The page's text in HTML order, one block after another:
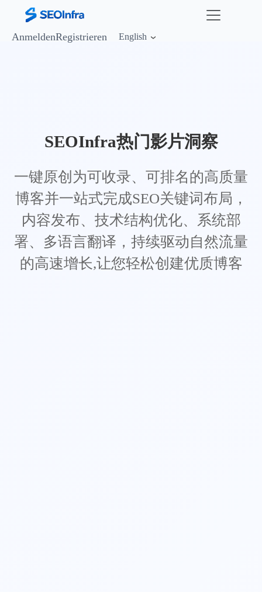
AnmeldenRegistrieren English
SEOInfra热门影片洞察
一键原创为可收录、可排名的高质量
博客并一站式完成SEO关键词布局，
内容发布、技术结构优化、系统部
署、多语言翻译，持续驱动自然流量
的高速增长,让您轻松创建优质博客